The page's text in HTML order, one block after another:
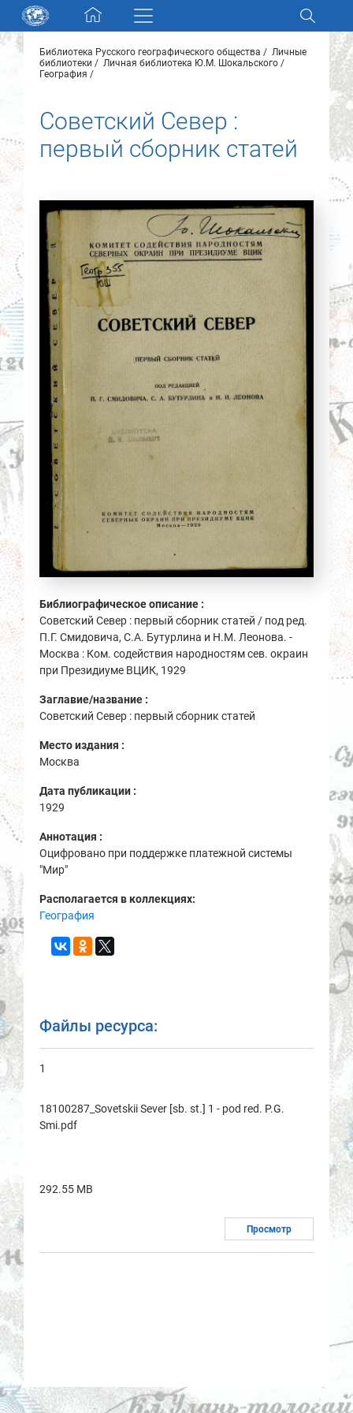
Skip navigation
Разделы и коллекции
Новости
О нас
Контакты
Партнеры
Библиотека Русского географического общества
Личные
библиотеки
Личная библиотека Ю.М. Шокальского
География
Советский Север :
первый сборник статей
Библиографическое описание :
Советский Север : первый сборник статей / под ред.
П.Г. Смидовича, С.А. Бутурлина и Н.М. Леонова. -
Москва : Ком. содействия народностям сев. окраин
при Президиуме ВЦИК, 1929
Заглавие/название :
Советский Север : первый сборник статей
Место издания :
Москва
Дата публикации :
1929
Аннотация :
Оцифровано при поддержке платежной системы
"Мир"
Располагается в коллекциях:
География
Файлы ресурса:
1
18100287_Sovetskii Sever [sb. st.] 1 - pod red. P.G.
Smi.pdf
292.55 MB
Просмотр